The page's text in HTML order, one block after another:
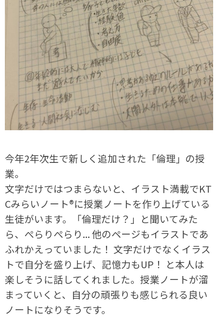
今年2年次生で新しく追加された「倫理」の授
業。
文字だけではつまらないと、イラスト満載でKT
Cみらいノート®に授業ノートを作り上げている
生徒がいます。「倫理だけ？」と聞いてみた
ら、ぺらりぺらり... 他のページもイラストであ
ふれかえっていました！ 文字だけでなくイラス
トで自分を盛り上げ、記憶力もUP ！ と本人は
楽しそうに話してくれました。授業ノートが溜
まっていくと、自分の頑張りも感じられる良い
ノートになりそうです。